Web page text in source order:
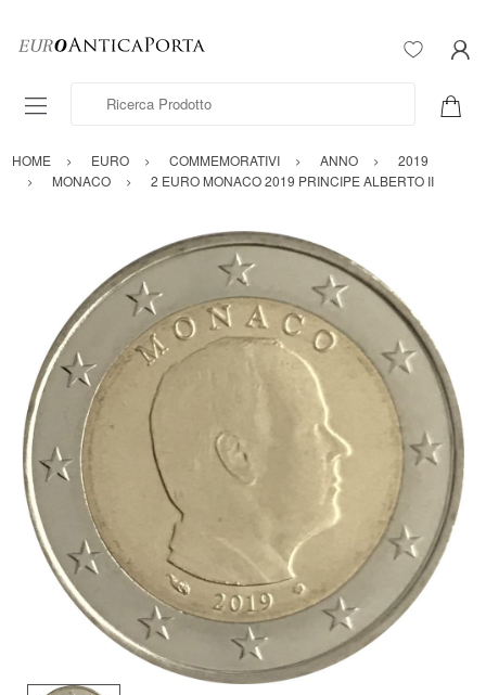
Ricerca Prodotto
HOME EURO COMMEMORATIVI ANNO
2019
MONACO
2 EURO MONACO 2019 PRINCIPE ALBERTO II